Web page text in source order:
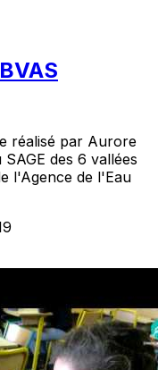
réalisé par Aurore
des 6 vallées
l'Agence de l'Eau